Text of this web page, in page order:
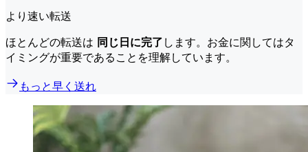
より速い転送
ほとんどの転送は 同じ日に完了 します。お金に関してはタ
イミングが重要であることを理解しています。
もっと早く送れ